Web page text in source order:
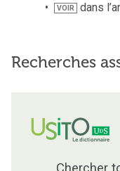
VOIR dans
Recherches